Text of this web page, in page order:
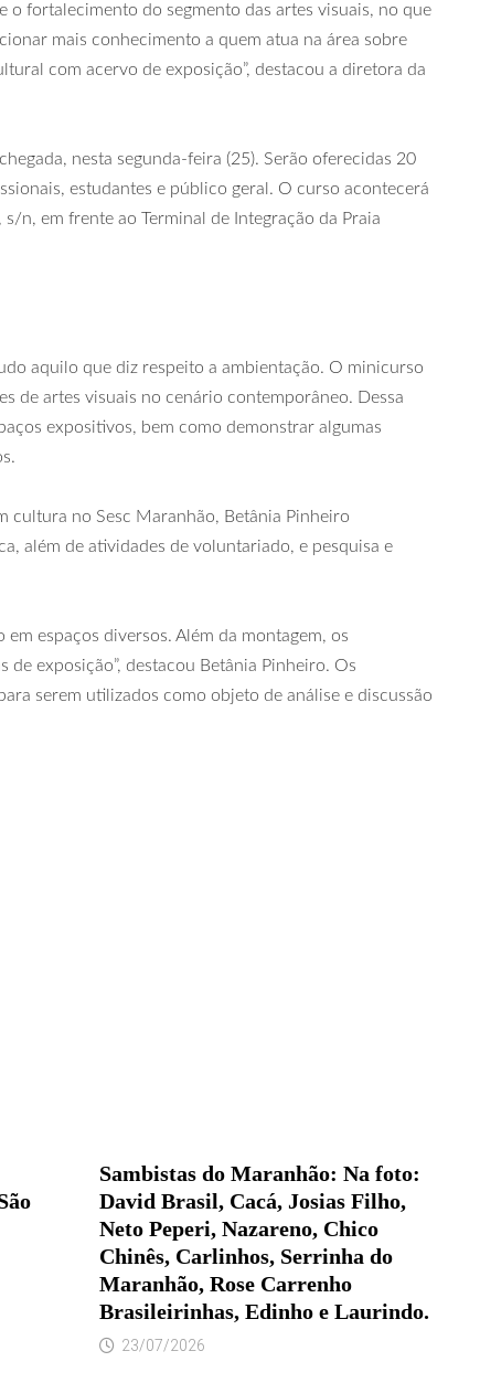
o fortalecimento do segmento das artes visuais, no que
mais conhecimento a quem atua na área sobre
com acervo de exposição”, destacou a diretora da
nesta segunda-feira (25). Serão oferecidas 20
estudantes e público geral. O curso acontecerá
n, em frente ao Terminal de Integração da Praia
aquilo que diz respeito a ambientação. O minicurso
de artes visuais no cenário contemporâneo. Dessa
expositivos, bem como demonstrar algumas
cultura no Sesc Maranhão, Betânia Pinheiro
além de atividades de voluntariado, e pesquisa e
espaços diversos. Além da montagem, os
exposição”, destacou Betânia Pinheiro. Os
serem utilizados como objeto de análise e discussão
Sambistas do Maranhão: Na foto:
David Brasil, Cacá, Josias Filho,
Neto Peperi, Nazareno, Chico
Chinês, Carlinhos, Serrinha do
Maranhão, Rose Carrenho
Brasileirinhas, Edinho e Laurindo.
23/07/2026